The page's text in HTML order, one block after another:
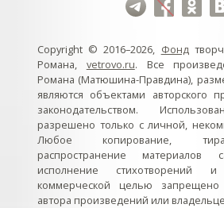
Copyright © 2016–2026, Фонд
Романа, vetrovo.ru. Все
Романа (Матюшина-Правдина),
являются объектами авторского
законодательством.
разрешено только с личной,
Любое копирование,
распространение материалов
исполнение стихотворений
коммерческой целью
автора произведений или